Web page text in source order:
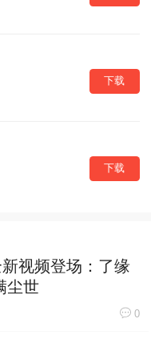
下载
下载
新视频登场：了缘
尘世
0